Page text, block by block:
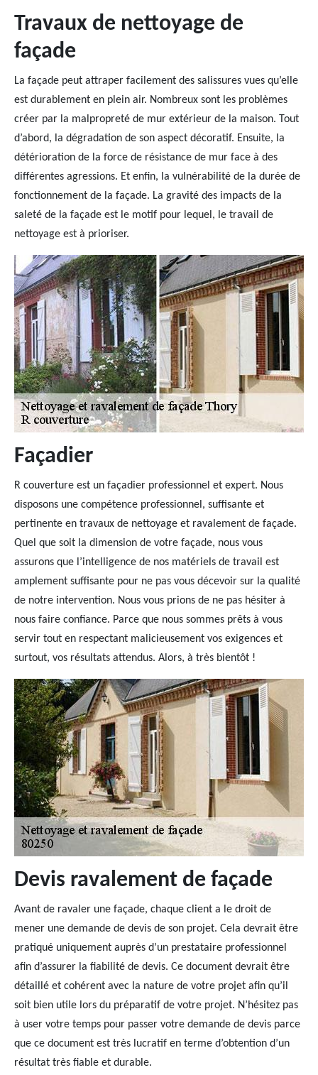
Travaux de nettoyage de
façade
La façade peut attraper facilement des salissures vues qu’elle
est durablement en plein air. Nombreux sont les problèmes
créer par la malpropreté de mur extérieur de la maison. Tout
d’abord, la dégradation de son aspect décoratif. Ensuite, la
détérioration de la force de résistance de mur face à des
différentes agressions. Et enfin, la vulnérabilité de la durée de
fonctionnement de la façade. La gravité des impacts de la
saleté de la façade est le motif pour lequel, le travail de
nettoyage est à prioriser.
Façadier
R couverture est un façadier professionnel et expert. Nous
disposons une compétence professionnel, suffisante et
pertinente en travaux de nettoyage et ravalement de façade.
Quel que soit la dimension de votre façade, nous vous
assurons que l’intelligence de nos matériels de travail est
amplement suffisante pour ne pas vous décevoir sur la qualité
de notre intervention. Nous vous prions de ne pas hésiter à
nous faire confiance. Parce que nous sommes prêts à vous
servir tout en respectant malicieusement vos exigences et
surtout, vos résultats attendus. Alors, à très bientôt !
Devis ravalement de façade
Avant de ravaler une façade, chaque client a le droit de
mener une demande de devis de son projet. Cela devrait être
pratiqué uniquement auprès d’un prestataire professionnel
afin d’assurer la fiabilité de devis. Ce document devrait être
détaillé et cohérent avec la nature de votre projet afin qu’il
soit bien utile lors du préparatif de votre projet. N’hésitez pas
à user votre temps pour passer votre demande de devis parce
que ce document est très lucratif en terme d’obtention d’un
résultat très fiable et durable.